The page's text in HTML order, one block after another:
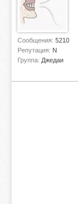
Сообщения: 5210
Репутация: N
Группа: Джедаи